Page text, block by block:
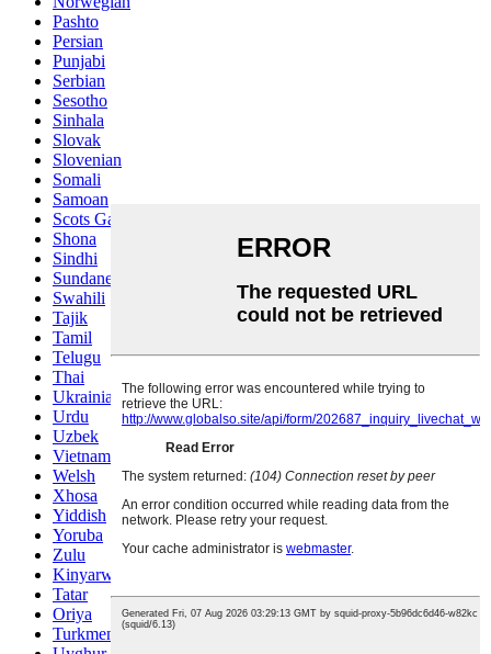
Pashto
Persian
Punjabi
Serbian
Sesotho
Sinhala
Slovak
Slovenian
Somali
Samoan
Scots Gaelic
Shona
Sindhi
Sundanese
Swahili
Tajik
Tamil
Telugu
Thai
Ukrainian
Urdu
Uzbek
Vietnamese
Welsh
Xhosa
Yiddish
Yoruba
Zulu
Kinyarwanda
Tatar
Oriya
Turkmen